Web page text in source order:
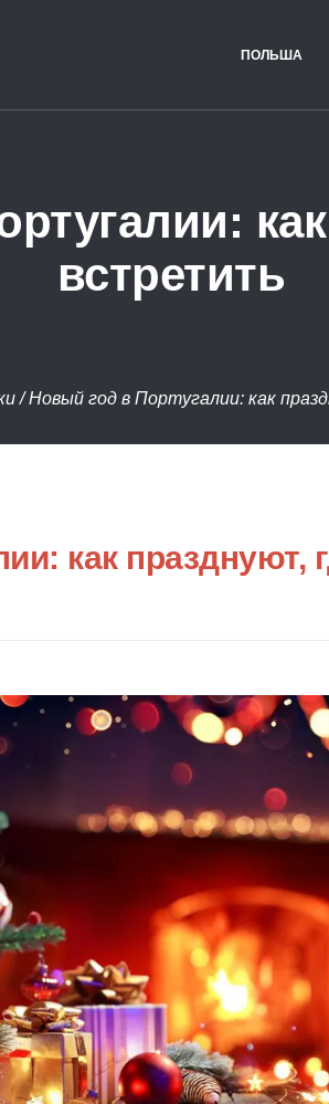
ПОЛЬША
встретить
/Новый год в Португалии: как
как празднуют,